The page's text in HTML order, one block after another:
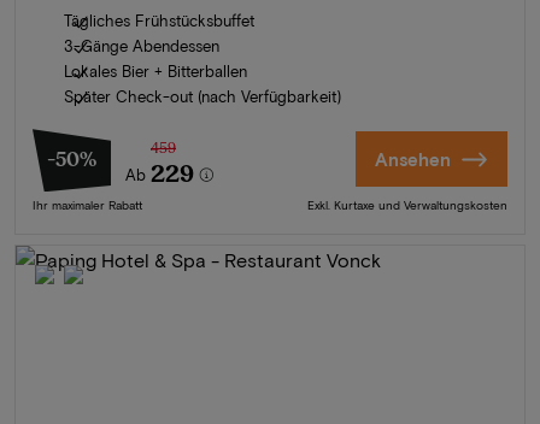
Tägliches Frühstücksbuffet
3-Gänge Abendessen
Lokales Bier + Bitterballen
Später Check-out (nach Verfügbarkeit)
-50%
Ab
459
229
Ihr maximaler Rabatt
Ansehen
Exkl. Kurtaxe und Verwaltungskosten